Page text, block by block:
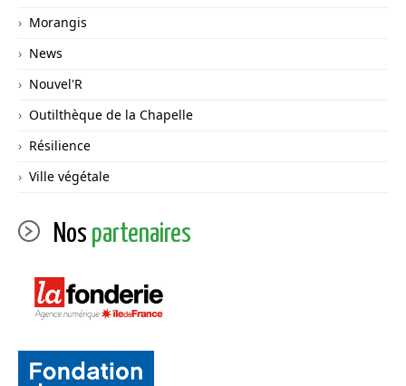
Morangis
News
Nouvel'R
Outilthèque de la Chapelle
Résilience
Ville végétale
Nos partenaires